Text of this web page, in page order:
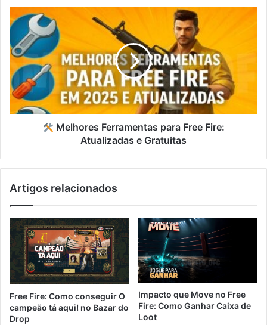
Tokens
Melhores
Ferramentas
para
Free
Fire:
Atualizadas
e
Gratuitas
Melhores Ferramentas para Free Fire:
Atualizadas e Gratuitas
Artigos relacionados
Free Fire: Como conseguir O
campeão tá aqui! no Bazar do
Drop
Impacto que Move no Free
Fire: Como Ganhar Caixa de
Loot